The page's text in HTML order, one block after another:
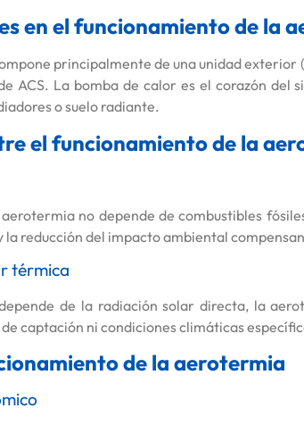
en el funcionamiento de la
principalmente de una unidad
ACS. La bomba de calor es el corazón
o suelo radiante.
el funcionamiento de la
no depende de combustibles
la reducción del impacto ambiental
térmica
de la radiación solar directa, la
captación ni condiciones climáticas
de la aerotermia